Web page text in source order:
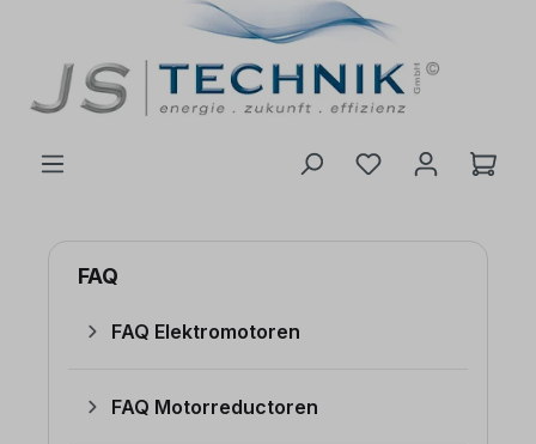
FAQ
FAQ Elektromotoren
FAQ Motorreductoren